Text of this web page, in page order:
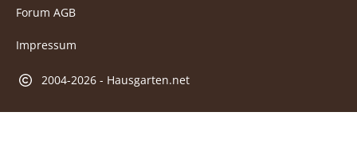
Forum AGB
Impressum
2004-2026 - Hausgarten.net